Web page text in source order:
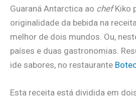
Guaraná Antarctica ao chefKiko
originalidade da bebida na
melhor de dois mundos. Ou,
países e duas gastronomias.
ide sabores, no restaurante
Esta receita está dividida em